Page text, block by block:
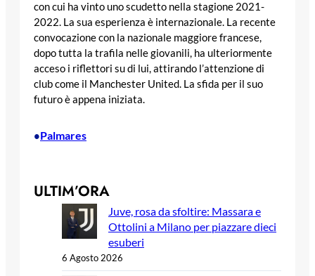
con cui ha vinto uno scudetto nella stagione 2021-
2022. La sua esperienza è internazionale. La recente
convocazione con la nazionale maggiore francese,
dopo tutta la trafila nelle giovanili, ha ulteriormente
acceso i riflettori su di lui, attirando l’attenzione di
club come il Manchester United. La sfida per il suo
futuro è appena iniziata.
•Palmares
ULTIM’ORA
Juve, rosa da sfoltire: Massara e
Ottolini a Milano per piazzare dieci
esuberi
6 Agosto 2026